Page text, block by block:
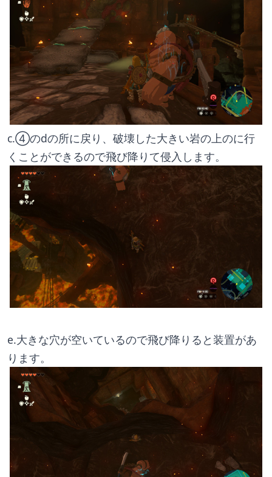
c.④のdの所に戻り、破壊した大きい岩の上のに行
くことができるので飛び降りて侵入します。
e.大きな穴が空いているので飛び降りると装置があ
ります。